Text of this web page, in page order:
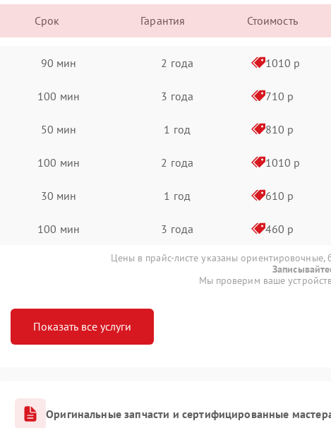
Срок Гарантия Стоимость
90 мин 2 года 1010 р
100 мин 3 года 710 р
50 мин 1 год 810 р
100 мин 2 года 1010 р
30 мин 1 год 610 р
100 мин 3 года 460 р
Цены в прайс-листе указаны ориентировочные,
Мы проверим ваше
Показать все услуги
Оригинальные запчасти и сертифицированные